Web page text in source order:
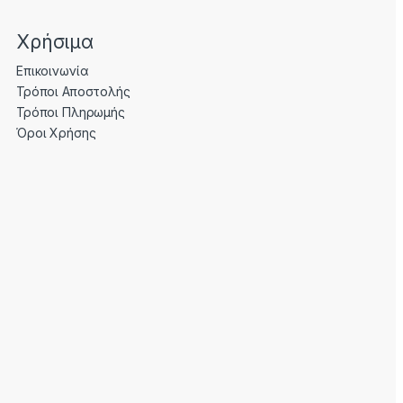
Χρήσιμα
Επικοινωνία
Τρόποι Αποστολής
Τρόποι Πληρωμής
Όροι Χρήσης